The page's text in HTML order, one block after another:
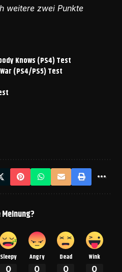
weitere zwei Punkte
Knows (PS4) Test
(PS4/PS5) Test
Meinung?
Sleepy
0
Angry
0
Dead
0
Wink
0